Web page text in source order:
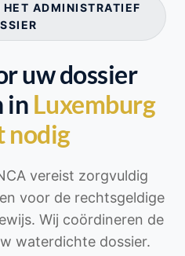
ADMINISTRATIEF
uw dossier
in Luxemburg
nodig
vereist zorgvuldig
voor de rechtsgeldige
Wij coördineren de
waterdichte dossier.